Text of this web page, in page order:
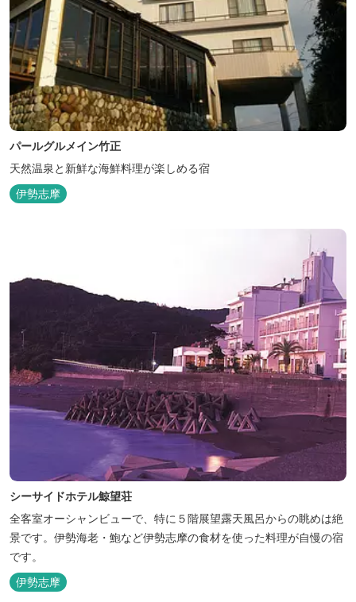
パールグルメイン竹正
天然温泉と新鮮な海鮮料理が楽しめる宿
伊勢志摩
シーサイドホテル鯨望荘
全客室オーシャンビューで、特に５階展望露天風呂からの眺めは絶
景です。伊勢海老・鮑など伊勢志摩の食材を使った料理が自慢の宿
です。
伊勢志摩